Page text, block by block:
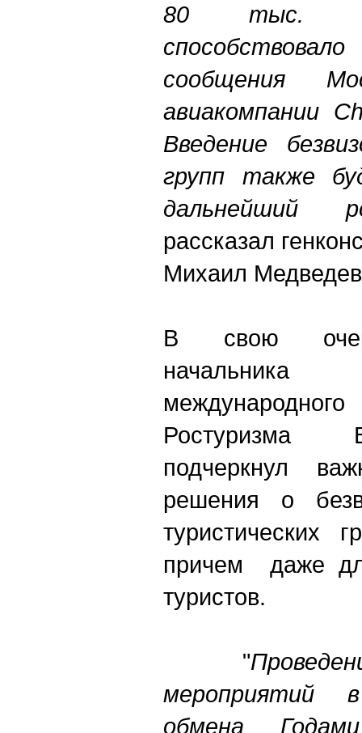
80 тыс.
сообщения
авиакомпании
Введение
групп также
дальнейший
рассказал
Михаил
В свою
Ростуризма
подчеркнул
решения о
туристических
причем даже
туристов.
"
мероприятий
обмена